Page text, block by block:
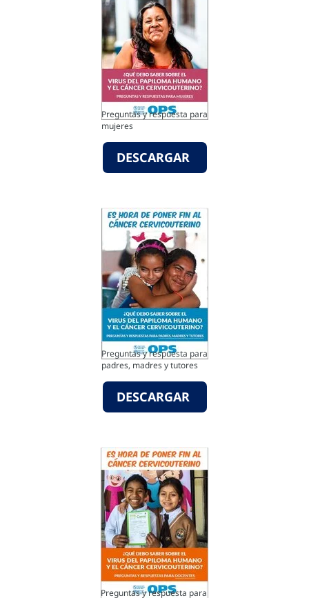
Preguntas y respuesta para
mujeres
DESCARGAR
Preguntas y respuesta para
padres­, madres y tutores
DESCARGAR
Preguntas y respuesta para